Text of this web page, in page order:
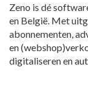
Zeno is dé
en België. Met
abonnementen,
en
digitaliseren en